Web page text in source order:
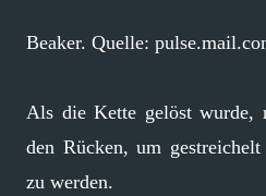
Beaker. Quelle:
Als die Kette gelöst wurde,
den Rücken, um
zu werden.